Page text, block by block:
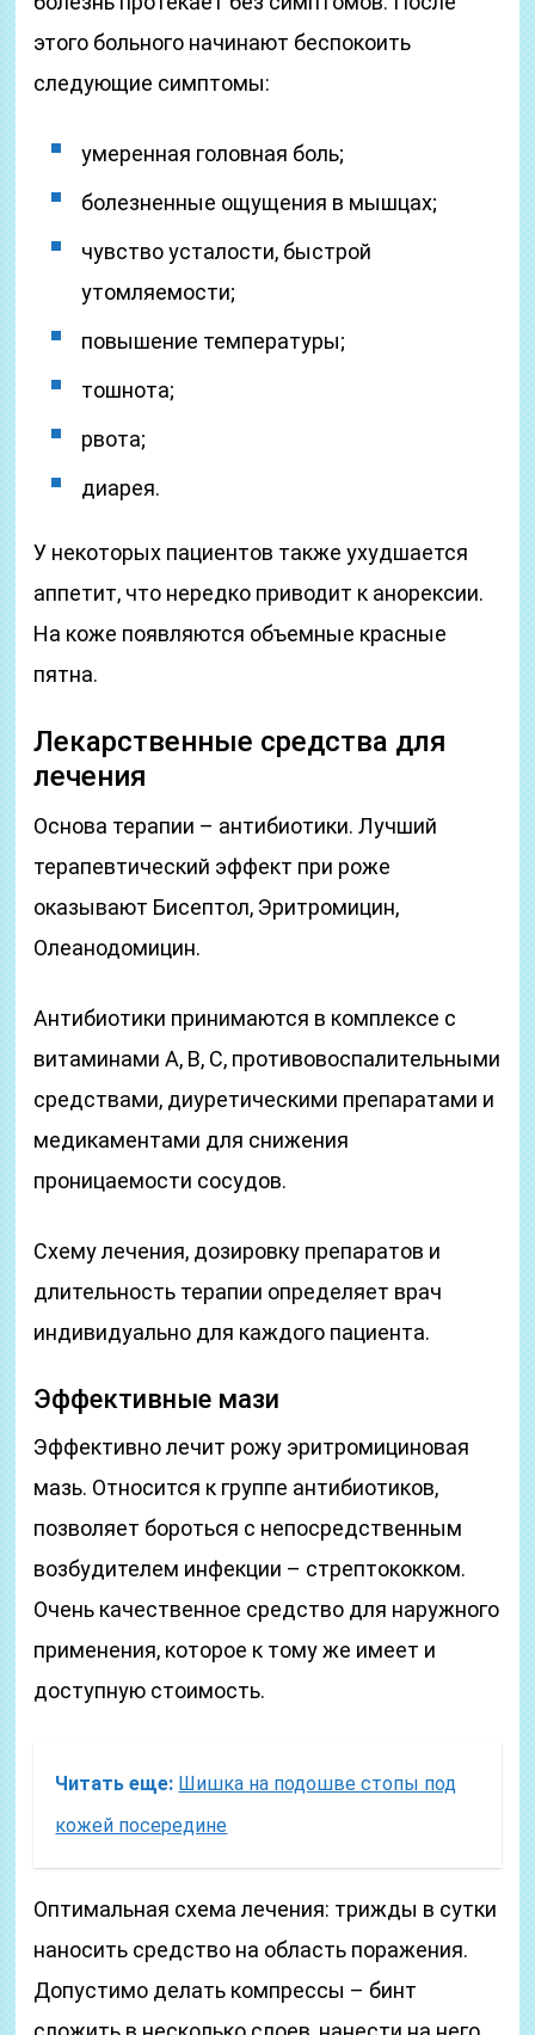
этого больного начинают беспокоить
следующие симптомы:
умеренная головная боль;
болезненные ощущения в мышцах;
чувство усталости, быстрой
утомляемости;
повышение температуры;
тошнота;
рвота;
диарея.
У некоторых пациентов также ухудшается
аппетит, что нередко приводит к анорексии.
На коже появляются объемные красные
пятна.
Лекарственные средства для
лечения
Основа терапии – антибиотики. Лучший
терапевтический эффект при роже
оказывают Бисептол, Эритромицин,
Олеанодомицин.
Антибиотики принимаются в комплексе с
витаминами А, В, С, противовоспалительными
средствами, диуретическими препаратами и
медикаментами для снижения
проницаемости сосудов.
Схему лечения, дозировку препаратов и
длительность терапии определяет врач
индивидуально для каждого пациента.
Эффективные мази
Эффективно лечит рожу эритромициновая
мазь. Относится к группе антибиотиков,
позволяет бороться с непосредственным
возбудителем инфекции – стрептококком.
Очень качественное средство для наружного
применения, которое к тому же имеет и
доступную стоимость.
Читать еще: Шишка на подошве стопы под
кожей посередине
Оптимальная схема лечения: трижды в сутки
наносить средство на область поражения.
Допустимо делать компрессы – бинт